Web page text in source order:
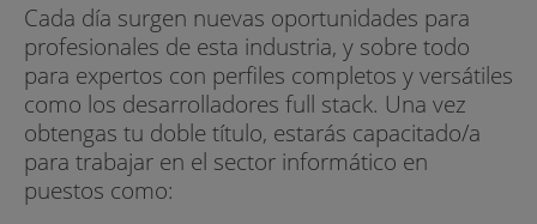
Cada día surgen nuevas oportunidades para
profesionales de esta industria, y sobre todo
para expertos con perfiles completos y versátiles
como los desarrolladores full stack. Una vez
obtengas tu doble título, estarás capacitado/a
para trabajar en el sector informático en
puestos como: